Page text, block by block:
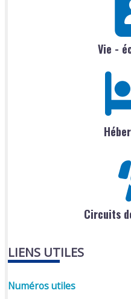
Vie -
Circuits
LIENS UTILES
Numéros utiles